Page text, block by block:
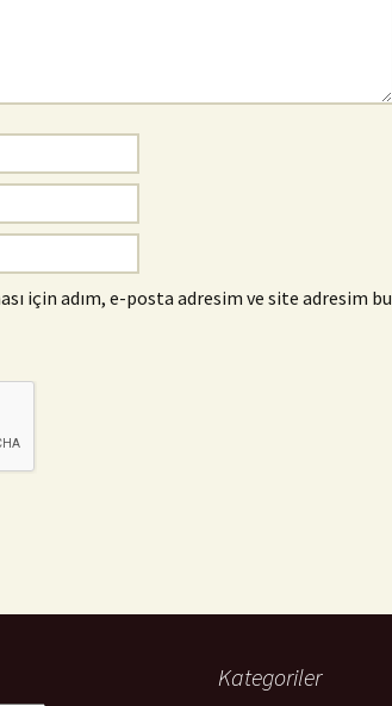
için adım, e-posta adresim ve site adresim bu
Kategoriler